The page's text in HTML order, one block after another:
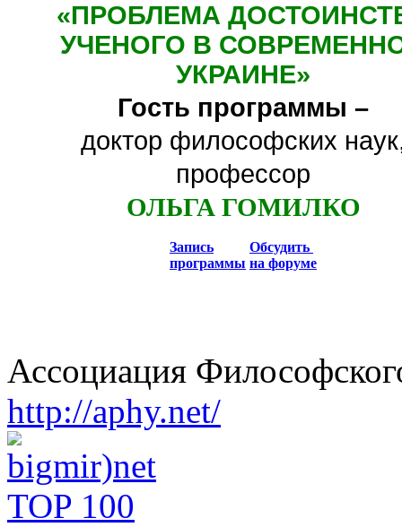
«ПРОБЛЕМА
УЧЕНОГО В
УКРАИНЕ»
Гость программы –
доктор философских
профессор
ОЛЬГА ГОМИЛКО
Запись
программы
Обсудить
на форуме
Ассоциация
http://aphy.net/